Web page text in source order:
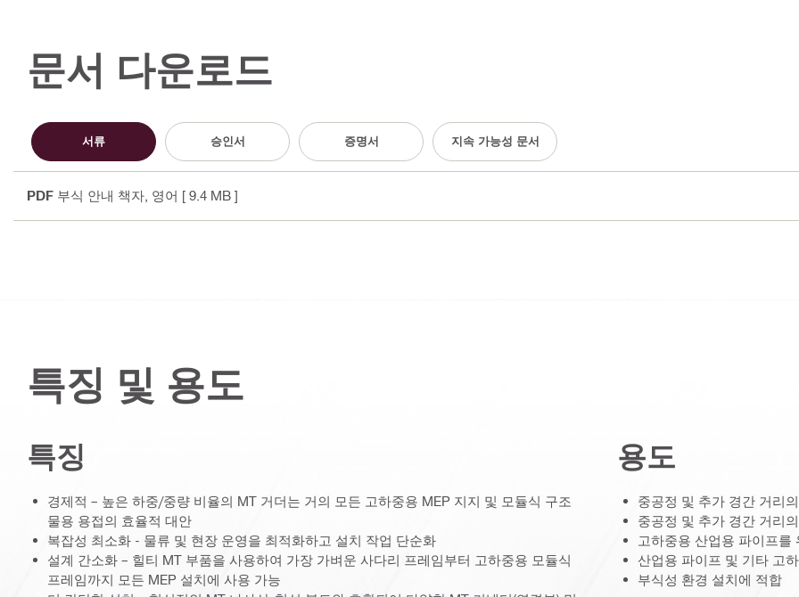
문서 다운로드
서류 승인서 증명서 지속 가능성 문서
PDF 부식 안내 책자 , 영어 [ 9.4 MB ]
특징 및 용도
특징
경제적 – 높은 하중/중량 비율의 MT 거더는 거의 모든 고하중용 MEP 지지 및 모듈식 구조
물용 용접의 효율적 대안
복잡성 최소화 - 물류 및 현장 운영을 최적화하고 설치 작업 단순화
설계 간소화 – 힐티 MT 부품을 사용하여 가장 가벼운 사다리 프레임부터 고하중용 모듈식
프레임까지 모든 MEP 설치에 사용 가능
용도
중공정 및 추가 경간 거리
중공정 및 추가 경간 거리
고하중용 산업용 파이프를
산업용 파이프 및 기타 고
부식성 환경 설치에 적합